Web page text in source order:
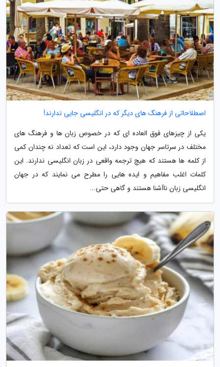
اصطلاحاتی از فرهنگ های دیگر که در انگلیسی جایی ندارند!
یکی از چیزهای فوق العاده ای که در خصوص زبان ها و فرهنگ های
مختلف در سرتاسر جهان وجود دارد، این است که تعداد نه چندان کمی
از کلمه ها هستند که هیچ ترجمه واقعی در زبان انگلیسی ندارند. این
کلمات اغلب مفاهیم و ایده هایی را مطرح می نمایند که در جهان
انگلیسی زبان ناآشنا هستند و گاهی حتی...